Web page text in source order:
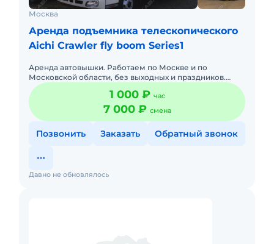
Москва
Аренда подъемника телескопического
Aichi Crawler fly boom Series1
Аренда автовышки. Работаем по Москве и по
Московской области, без выходных и праздников.
Оперативная подача техники. Оплата возможна как
наличными средствами, т1 000 ₽ час
7 000 ₽ смена
Позвонить Заказать Обратный звонок
Давно не обновлялось